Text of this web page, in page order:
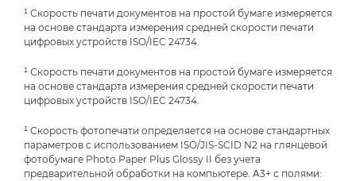
¹ Скорость печати документов на простой бумаге измеряется
на основе стандарта измерения средней скорости печати
цифровых устройств ISO/IEC 24734.
¹ Скорость печати документов на простой бумаге измеряется
на основе стандарта измерения средней скорости печати
цифровых устройств ISO/IEC 24734.
¹ Скорость фотопечати определяется на основе стандартных
параметров с использованием ISO/JIS-SCID N2 на глянцевой
фотобумаге Photo Paper Plus Glossy II без учета
предварительной обработки на компьютере. A3+ с полями: